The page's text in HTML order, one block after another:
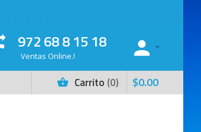
972 68 8 15 18
Ventas Online.!
Carrito 0 $0.00